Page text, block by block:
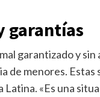
garantías
garantizado y
de menores.
«Es una